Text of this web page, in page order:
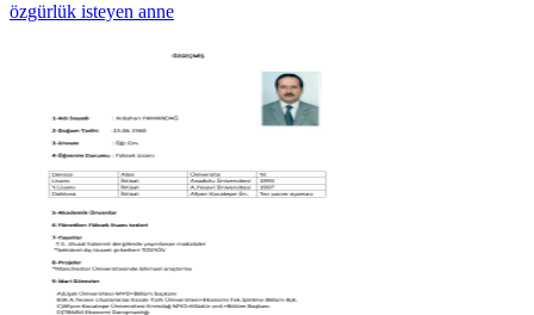
özgürlük isteyen anne